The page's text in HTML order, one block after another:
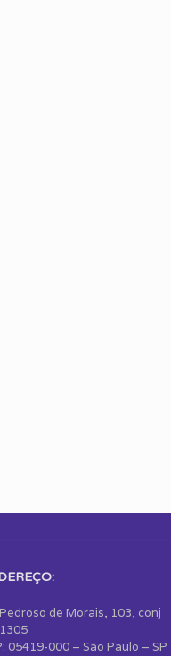
de Morais, 103, conj
05419-000 – São Paulo – SP